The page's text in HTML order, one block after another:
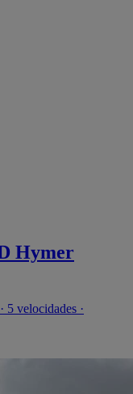
Hymer
5 velocidades ·